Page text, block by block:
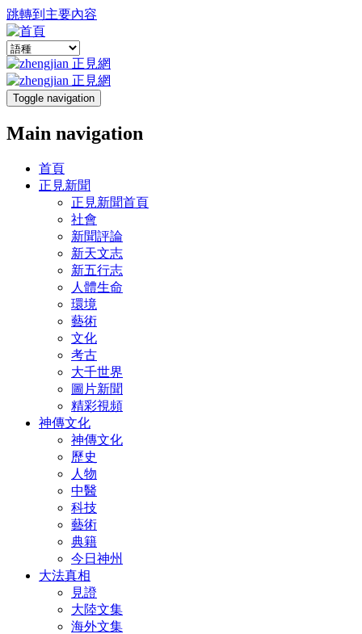
跳轉到主要內容
Toggle navigation
Main navigation
首頁
正見新聞
正見新聞首頁
社會
新聞評論
新天文志
新五行志
人體生命
環境
藝術
文化
考古
大千世界
圖片新聞
精彩視頻
神傳文化
神傳文化
歷史
人物
中醫
科技
藝術
典籍
今日神州
大法真相
見證
大陸文集
海外文集